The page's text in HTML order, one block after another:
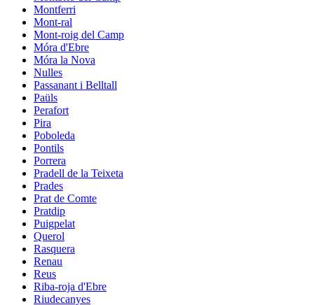
Montferri
Mont-ral
Mont-roig del Camp
Móra d'Ebre
Móra la Nova
Nulles
Passanant i Belltall
Paüls
Perafort
Pira
Poboleda
Pontils
Porrera
Pradell de la Teixeta
Prades
Prat de Comte
Pratdip
Puigpelat
Querol
Rasquera
Renau
Reus
Riba-roja d'Ebre
Riudecanyes